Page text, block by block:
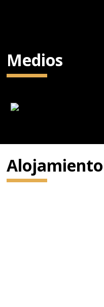
Medios
Alojamiento